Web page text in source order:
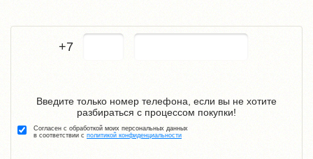
+7
Введите только номер телефона, если вы не хотите
разбираться с процессом покупки!
Согласен с обработкой моих персональных данных
в соответствии с политикой конфиденциальности